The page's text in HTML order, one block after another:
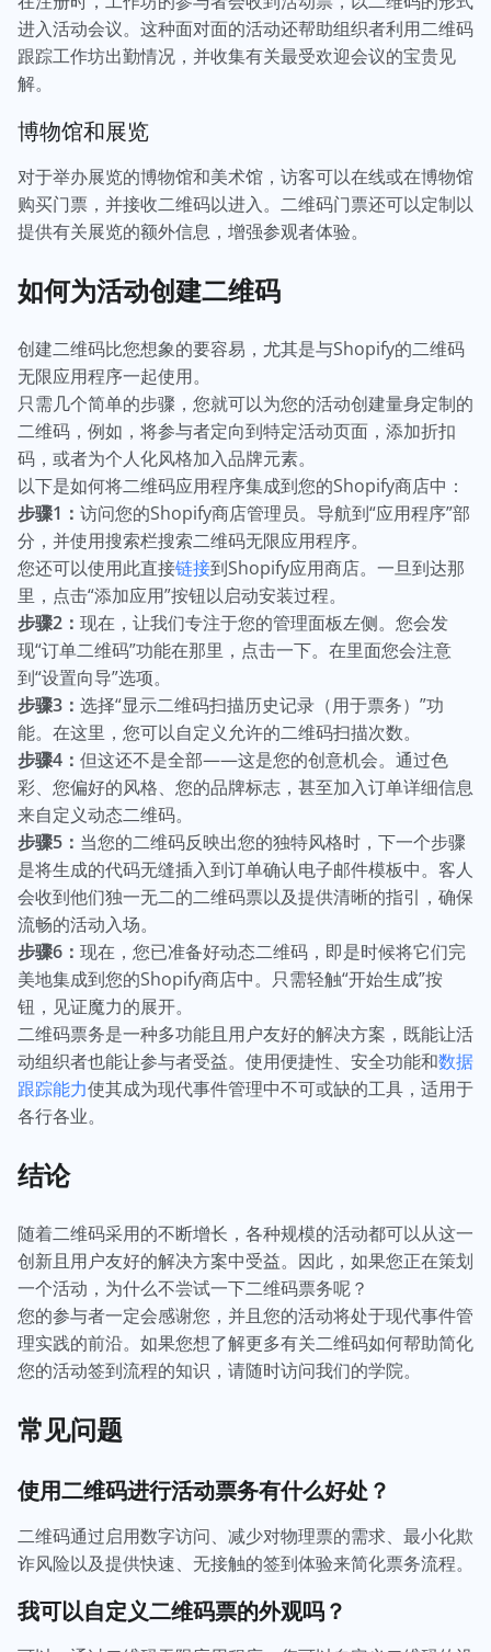
进入活动会议。这种面对面的活动还帮助组织者利用二维码
跟踪工作坊出勤情况，并收集有关最受欢迎会议的宝贵见
解。
博物馆和展览
对于举办展览的博物馆和美术馆，访客可以在线或在博物馆
购买门票，并接收二维码以进入。二维码门票还可以定制以
提供有关展览的额外信息，增强参观者体验。
如何为活动创建二维码
创建二维码比您想象的要容易，尤其是与Shopify的二维码
无限应用程序一起使用。
只需几个简单的步骤，您就可以为您的活动创建量身定制的
二维码，例如，将参与者定向到特定活动页面，添加折扣
码，或者为个人化风格加入品牌元素。
以下是如何将二维码应用程序集成到您的Shopify商店中：
步骤1： 访问您的Shopify商店管理员。导航到“应用程序”部
分，并使用搜索栏搜索二维码无限应用程序。
您还可以使用此直接链接到Shopify应用商店。一旦到达那
里，点击“添加应用”按钮以启动安装过程。
步骤2： 现在，让我们专注于您的管理面板左侧。您会发
现“订单二维码”功能在那里，点击一下。在里面您会注意
到“设置向导”选项。
步骤3： 选择“显示二维码扫描历史记录（用于票务）”功
能。在这里，您可以自定义允许的二维码扫描次数。
步骤4： 但这还不是全部——这是您的创意机会。通过色
彩、您偏好的风格、您的品牌标志，甚至加入订单详细信息
来自定义动态二维码。
步骤5： 当您的二维码反映出您的独特风格时，下一个步骤
是将生成的代码无缝插入到订单确认电子邮件模板中。客人
会收到他们独一无二的二维码票以及提供清晰的指引，确保
流畅的活动入场。
步骤6： 现在，您已准备好动态二维码，即是时候将它们完
美地集成到您的Shopify商店中。只需轻触“开始生成”按
钮，见证魔力的展开。
二维码票务是一种多功能且用户友好的解决方案，既能让活
动组织者也能让参与者受益。使用便捷性、安全功能和数据
跟踪能力使其成为现代事件管理中不可或缺的工具，适用于
各行各业。
结论
随着二维码采用的不断增长，各种规模的活动都可以从这一
创新且用户友好的解决方案中受益。因此，如果您正在策划
一个活动，为什么不尝试一下二维码票务呢？
您的参与者一定会感谢您，并且您的活动将处于现代事件管
理实践的前沿。如果您想了解更多有关二维码如何帮助简化
您的活动签到流程的知识，请随时访问我们的学院。
常见问题
使用二维码进行活动票务有什么好处？
二维码通过启用数字访问、减少对物理票的需求、最小化欺
诈风险以及提供快速、无接触的签到体验来简化票务流程。
我可以自定义二维码票的外观吗？